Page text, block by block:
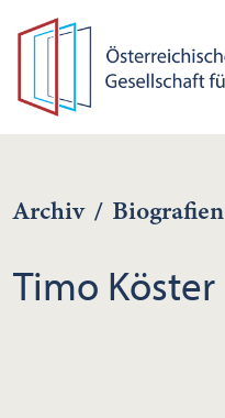
Archiv / Biografien
Timo Köster